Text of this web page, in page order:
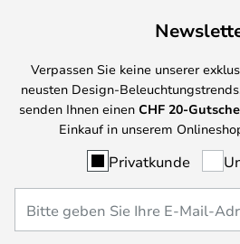
Verpassen Sie keine unserer
neusten Design-
senden Ihnen einen CHF 20-
Einkauf in unserem
Privatkunde